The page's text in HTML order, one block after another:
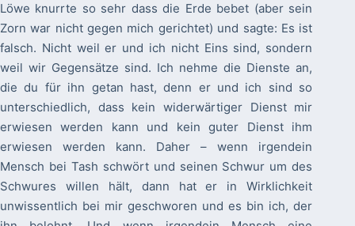
Löwe knurrte so sehr dass die Erde bebet (aber sein
Zorn war nicht gegen mich gerichtet) und sagte: Es ist
falsch. Nicht weil er und ich nicht Eins sind, sondern
weil wir Gegensätze sind. Ich nehme die Dienste an,
die du für ihn getan hast, denn er und ich sind so
unterschiedlich, dass kein widerwärtiger Dienst mir
erwiesen werden kann und kein guter Dienst ihm
erwiesen werden kann. Daher – wenn irgendein
Mensch bei Tash schwört und seinen Schwur um des
Schwures willen hält, dann hat er in Wirklichkeit
unwissentlich bei mir geschworen und es bin ich, der